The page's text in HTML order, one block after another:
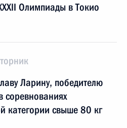
Олимпиады в Токио
Ларину, победителю
соревнованиях
категории свыше 80 кг